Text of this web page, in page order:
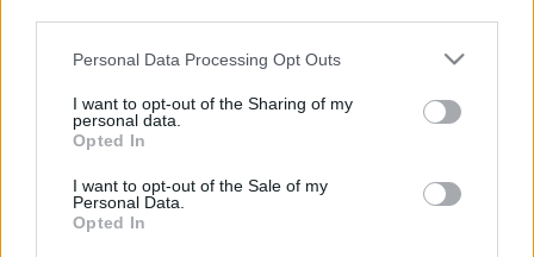
Please note that this website/app uses one or more Google
not limited to your visit or usage behaviour. You may click to
grant or deny consent to Google and its third-party tags to
use your data for below specified purposes in below Google
consent section.
Personal Data Processing Opt Outs
I want to opt-out of the Sharing of my
personal data.
Opted In
I want to opt-out of the Sale of my
Personal Data.
Opted In
MILYEN ELŐNYEI VANNAK A NAPELEMES LED
REFLEKTOR HASZNÁLATÁNAK?
2023. december. 15. 14:27
egyike, melynek használatával rengeteget lehet spórolni. A
kültéri világítás könnyűszerrel megoldható általa, így